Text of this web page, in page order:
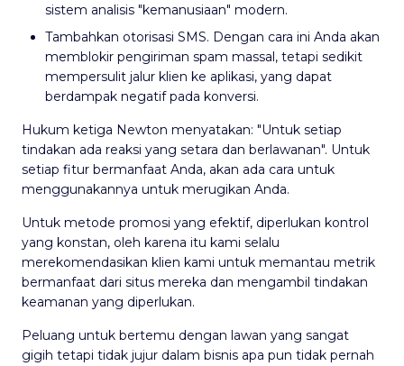
sistem analisis "kemanusiaan" modern.
Tambahkan otorisasi SMS. Dengan cara ini Anda akan
memblokir pengiriman spam massal, tetapi sedikit
mempersulit jalur klien ke aplikasi, yang dapat
berdampak negatif pada konversi.
Hukum ketiga Newton menyatakan: "Untuk setiap
tindakan ada reaksi yang setara dan berlawanan". Untuk
setiap fitur bermanfaat Anda, akan ada cara untuk
menggunakannya untuk merugikan Anda.
Untuk metode promosi yang efektif, diperlukan kontrol
yang konstan, oleh karena itu kami selalu
merekomendasikan klien kami untuk memantau metrik
bermanfaat dari situs mereka dan mengambil tindakan
keamanan yang diperlukan.
Peluang untuk bertemu dengan lawan yang sangat
gigih tetapi tidak jujur dalam bisnis apa pun tidak pernah